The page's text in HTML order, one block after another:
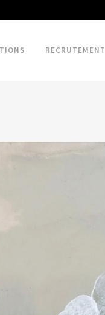
RECRUTEMENT